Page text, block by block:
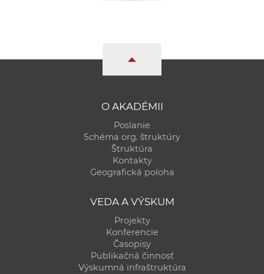
O AKADÉMII
Poslanie
Schéma org. štruktúry
Štruktúra
Kontakty
Geografická poloha
VEDA A VÝSKUM
Projekty
Konferencie
Časopisy
Publikačná činnosť
Výskumná infraštruktúra